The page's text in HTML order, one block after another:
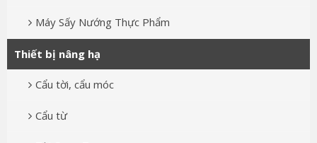
Máy Sấy Nướng Thực Phẩm
Thiết bị nâng hạ
Cẩu tời, cẩu móc
Cẩu từ